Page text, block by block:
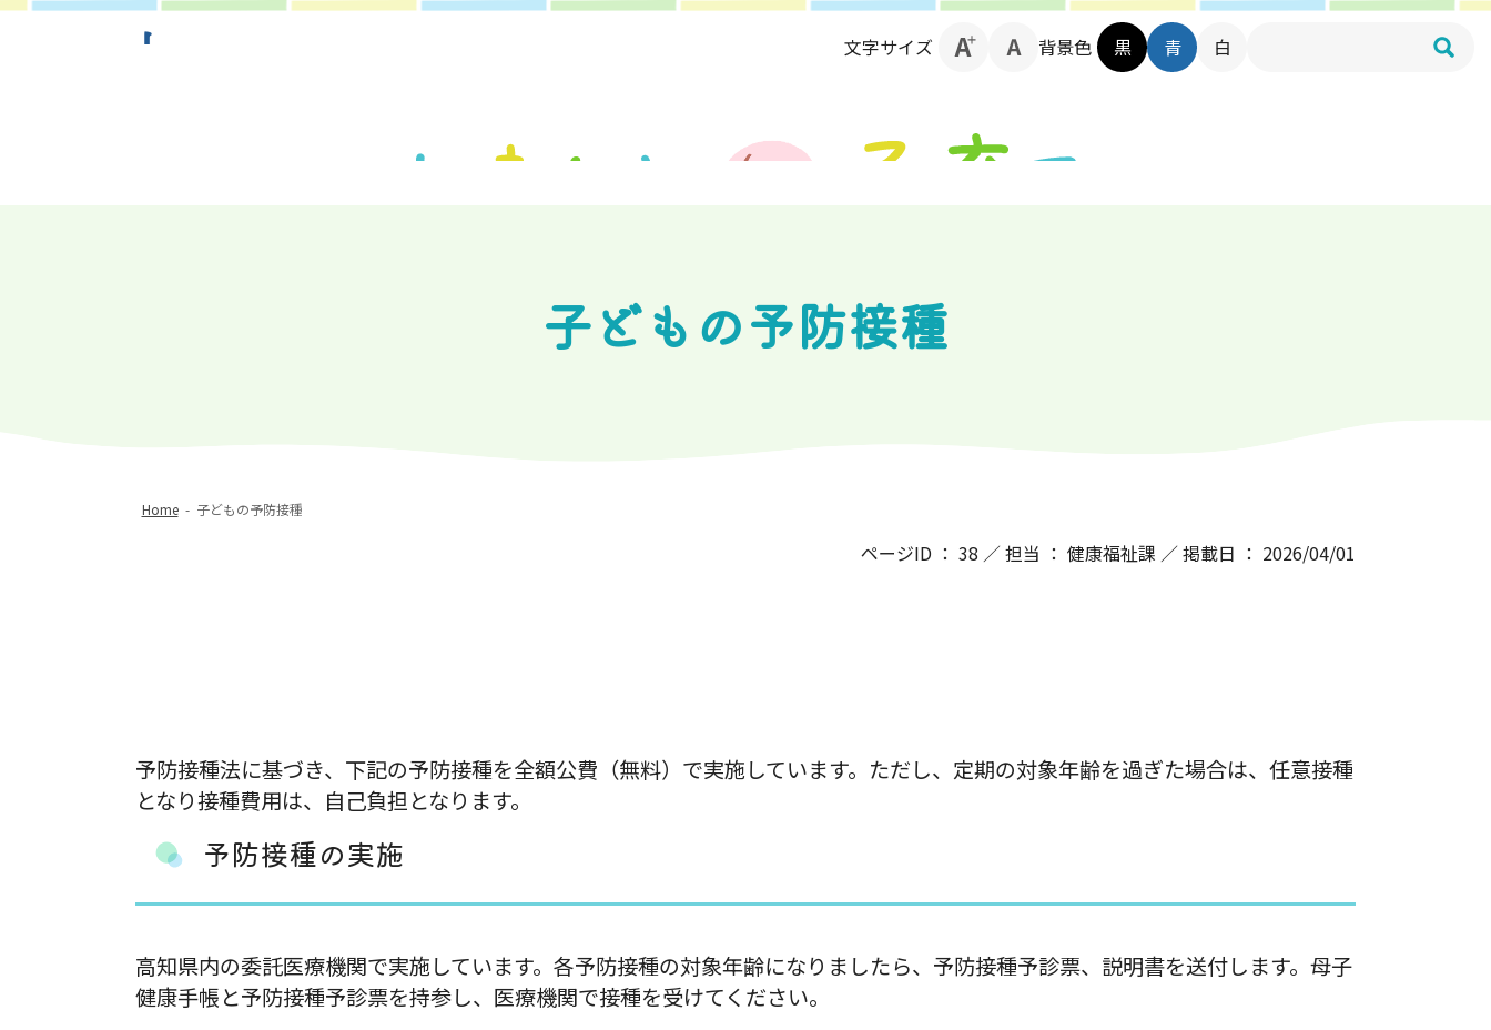
文字サイズ 背景色 黒 青 白
子どもの予防接種
Home- 子どもの予防接種
ページID ： 38 ／ 担当 ： 健康福祉課 ／ 掲載日 ： 2026/04/01
予防接種法に基づき、下記の予防接種を全額公費（無料）で実施しています。ただし、定期の対象年齢を過ぎた場合は、任意接種
となり接種費用は、自己負担となります。
予防接種の実施
高知県内の委託医療機関で実施しています。各予防接種の対象年齢になりましたら、予防接種予診票、説明書を送付します。母子
健康手帳と予防接種予診票を持参し、医療機関で接種を受けてください。